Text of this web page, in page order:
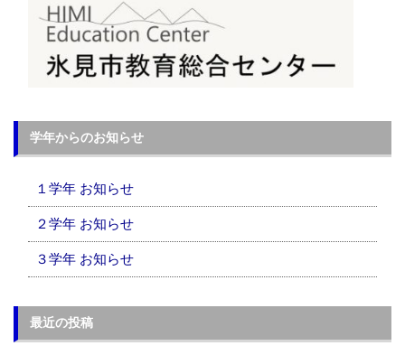
学年からのお知らせ
１学年 お知らせ
２学年 お知らせ
３学年 お知らせ
最近の投稿